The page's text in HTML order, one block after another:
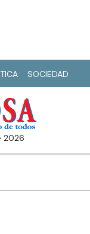
SOCIEDAD
2026